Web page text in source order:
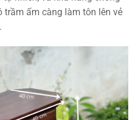
ấm càng làm tôn lên vẻ